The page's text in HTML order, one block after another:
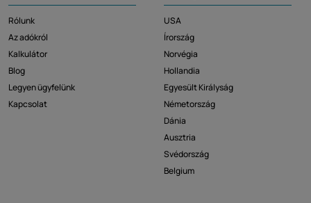
Rólunk
Az adókról
Kalkulátor
Blog
Legyen ügyfelünk
Kapcsolat
USA
Írország
Norvégia
Hollandia
Egyesült Királyság
Németország
Dánia
Ausztria
Svédország
Belgium